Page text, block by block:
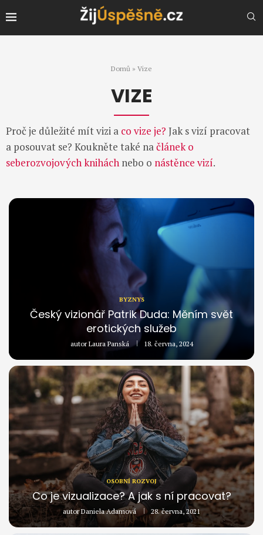
Domů » Vize
VIZE
Proč je důležité mít vizi a co vize je? Jak s vizí pracovat
a posouvat se? Koukněte také načlánek o
seberozvojových knihách nebo o nástěnce vizí.
BYZNYS
Český vizionář Patrik Duda: Měním svět
erotických služeb
autorLaura Panská 18. června, 2024
OSOBNÍ ROZVOJ
Co je vizualizace? A jak s ní pracovat?
autorDaniela Adamová 28. června, 2021